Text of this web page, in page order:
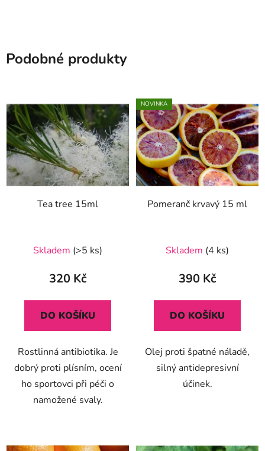
Podobné produkty
Tea tree 15ml
Skladem (>5 ks)
320 Kč
DO KOŠÍKU
Rostlinná antibiotika. Je
dobrý proti plísním, ocení
ho sportovci při péči o
namožené svaly.
NOVINKA
Pomeranč krvavý 15 ml
Skladem (4 ks)
390 Kč
DO KOŠÍKU
Olej proti špatné náladě,
silný antidepresivní
účinek.